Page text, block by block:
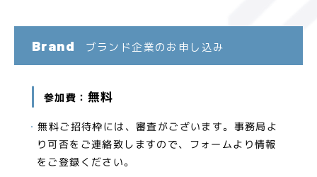
Brand ブランド企業のお申し込み
参加費： 無料
無料ご招待枠には、審査がございます。事務局よ
り可否をご連絡致しますので、フォームより情報
をご登録ください。